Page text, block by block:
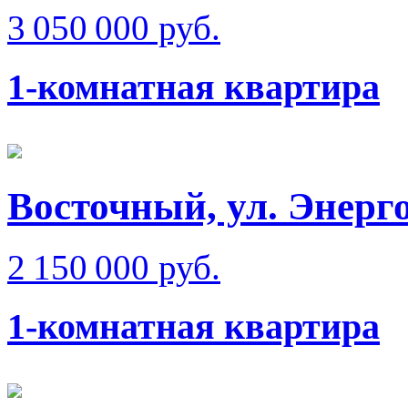
3 050 000 руб.
1-комнатная квартира
Восточный, ул.
2 150 000 руб.
1-комнатная квартира